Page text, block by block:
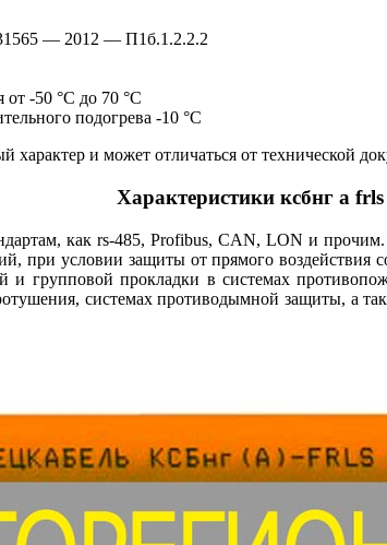
— 2012 — П1б.1.2.2.2
от -50 °С до 70 °С
подогрева -10 °С
и может отличаться от технической
Характеристики ксбнг а frls
как rs-485, Profibus, CAN, LON и
при условии защиты от прямого воздействия
и групповой прокладки в системах
системах противодымной защиты, а